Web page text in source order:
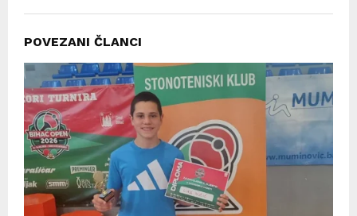
POVEZANI ČLANCI